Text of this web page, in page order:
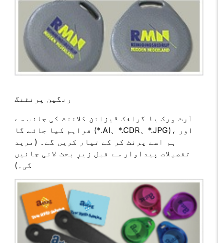
رنگین پرنٹنگ
آرٹ ورک یا گرافک ڈیزائن کلائنٹ کی جانب سے
فراہم کیا جائے گا (*.AI、*.CDR、*.JPG)، اور
ہم اسے پرنٹ کر کے تیار کریں گے۔ (مزید
تفصیلات پیداوار سے قبل زیرِ بحث لائی جائیں
گی۔)